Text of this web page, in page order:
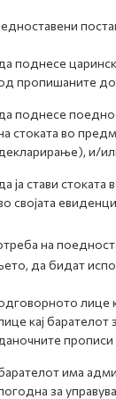
да поднесе
пропишаните
да поднесе
стоката во
декларирање), и/
да ја стави
својата
на
да бидат
лице
кај
даночните прописи
има
за